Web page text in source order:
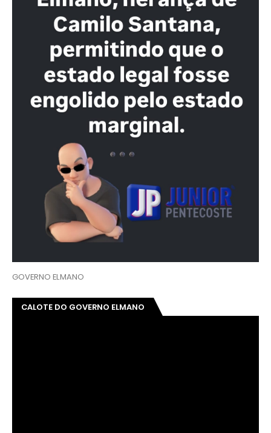
GOVERNO ELMANO
CALOTE DO GOVERNO ELMANO